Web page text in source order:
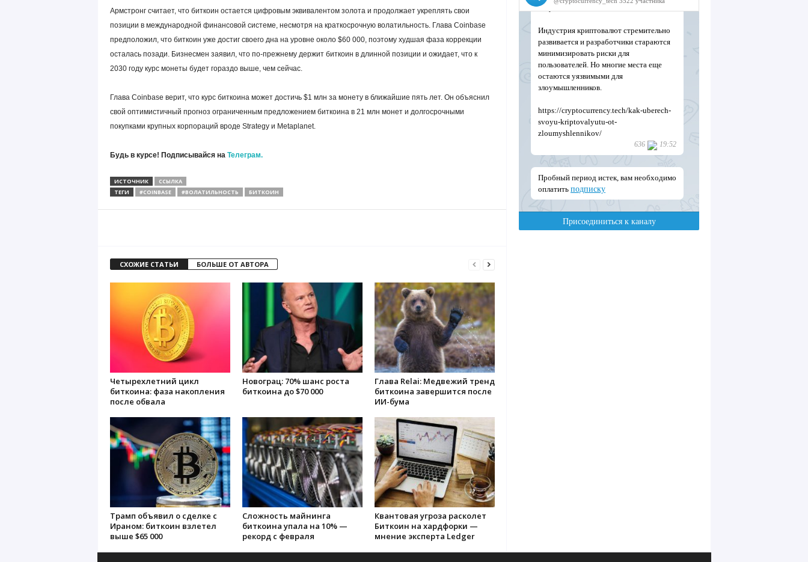
Армстронг считает, что биткоин остается цифровым эквивалентом золота и продолжает укреплять свои
позиции в международной финансовой системе, несмотря на краткосрочную волатильность. Глава Coinbase
предположил, что биткоин уже достиг своего дна на уровне около $60 000, поэтому худшая фаза коррекции
осталась позади. Бизнесмен заявил, что по-прежнему держит биткоин в длинной позиции и ожидает, что к
2030 году курс монеты будет гораздо выше, чем сейчас.
Глава Coinbase верит, что курс биткоина может достичь $1 млн за монету в ближайшие пять лет. Он объяснил
свой оптимистичный прогноз ограниченным предложением биткоина в 21 млн монет и долгосрочными
покупками крупных корпораций вроде Strategy и Metaplanet.
Будь в курсе! Подписывайся на Телеграм.
ИСТОЧНИК
ССЫЛКА
ТЕГИ
#COINBASE #ВОЛАТИЛЬНОСТЬ БИТКОИН
СХОЖИЕ СТАТЬИ БОЛЬШЕ ОТ АВТОРА
Четырехлетний цикл
биткоина: фаза накопления
после обвала
Новограц: 70% шанс роста
биткоина до $70 000
Глава Relai: Медвежий тренд
биткоина завершится после
ИИ-бума
Трамп объявил о сделке с
Ираном: биткоин взлетел
выше $65 000
Сложность майнинга
биткоина упала на 10% —
рекорд с февраля
Квантовая угроза расколет
Биткоин на хардфорки —
мнение эксперта Ledger